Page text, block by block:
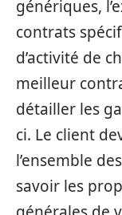
génériques,
contrats
d’activité de
meilleur
détailler les
ci. Le client
l’ensemble
savoir les